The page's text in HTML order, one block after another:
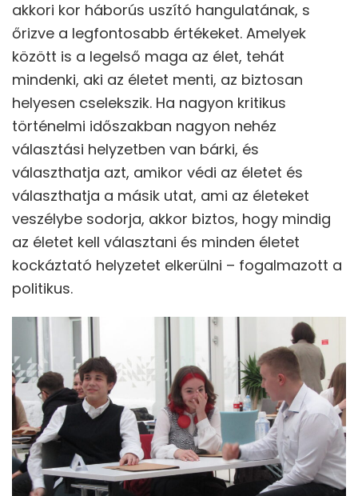
akkori kor háborús uszító hangulatának, s
őrizve a legfontosabb értékeket. Amelyek
között is a legelső maga az élet, tehát
mindenki, aki az életet menti, az biztosan
helyesen cselekszik. Ha nagyon kritikus
történelmi időszakban nagyon nehéz
választási helyzetben van bárki, és
választhatja azt, amikor védi az életet és
választhatja a másik utat, ami az életeket
veszélybe sodorja, akkor biztos, hogy mindig
az életet kell választani és minden életet
kockáztató helyzetet elkerülni – fogalmazott a
politikus.